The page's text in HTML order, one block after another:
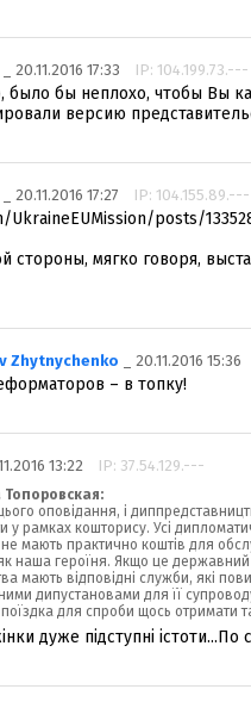
_ 20.11.2016 17:33 IP: 104.199.73.---
было бы неплохо, чтобы Вы
версию
_ 20.11.2016 17:27 IP: 104.155.89.---
UkraineEUMission/posts/
стороны, мягко говоря,
Zhytnychenko _ 20.11.2016 15:36
– в топку!
13:22 IP: 37.54.129.---
цього оповідання, і
у рамках кошторису. Усі
мають практично коштів для
наша героїня. Якщо це державний
мають відповідні служби, які
дипустановами для її
для спроби щось отримати
дуже підступні істоти...По